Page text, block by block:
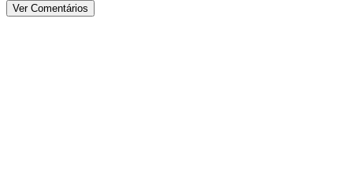
Ver Comentários